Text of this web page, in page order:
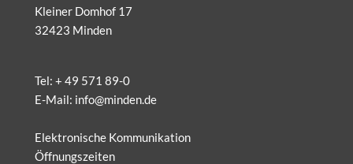
Kleiner Domhof 17
32423 Minden
Tel: + 49 571 89-0
E-Mail: info@minden.de
Elektronische Kommunikation
Öffnungszeiten